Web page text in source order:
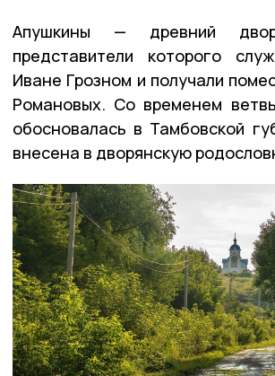
Апушкины — древний
представители которого
Иване Грозном и получали
Романовых. Со временем
обосновалась в Тамбовской
внесена в дворянскую